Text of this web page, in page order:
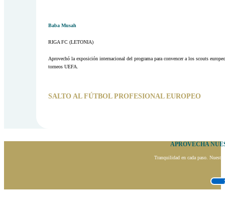
Baba Musah
RIGA FC (LETONIA)
Aprovechó la exposición internacional del programa para convencer a los scouts
torneos UEFA.
SALTO AL FÚTBOL PROFESIONAL EUROPEO
APROVECHA
Tranquilidad en cada paso.